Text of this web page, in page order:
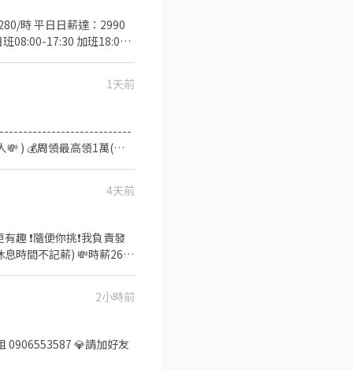
時 平日日薪達：2990
08:00-17:30 加班18:00-
的官方：tseng0411 電
1天前
) 💰周領最高領1萬(對
4天前
責發
薪) 💸時薪260
大園區建國路 桃17📍桃
2小時前